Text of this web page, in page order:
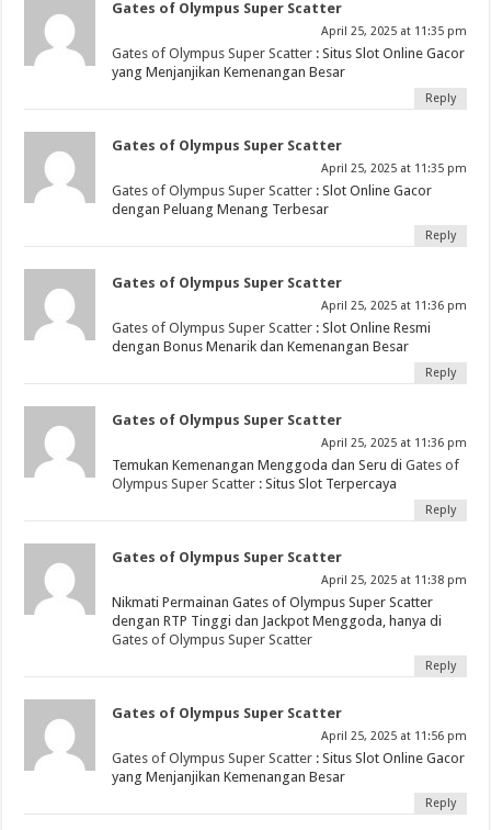
Gates of Olympus Super Scatter
April 25, 2025 at 11:35 pm
Gates of Olympus Super Scatter : Situs Slot Online Gacor
yang Menjanjikan Kemenangan Besar
Reply
Gates of Olympus Super Scatter
April 25, 2025 at 11:35 pm
Gates of Olympus Super Scatter : Slot Online Gacor
dengan Peluang Menang Terbesar
Reply
Gates of Olympus Super Scatter
April 25, 2025 at 11:36 pm
Gates of Olympus Super Scatter : Slot Online Resmi
dengan Bonus Menarik dan Kemenangan Besar
Reply
Gates of Olympus Super Scatter
April 25, 2025 at 11:36 pm
Temukan Kemenangan Menggoda dan Seru diGates of
Olympus Super Scatter : Situs Slot Terpercaya
Reply
Gates of Olympus Super Scatter
April 25, 2025 at 11:38 pm
Nikmati Permainan Gates of Olympus Super Scatter
dengan RTP Tinggi dan Jackpot Menggoda, hanya di
Gates of Olympus Super Scatter
Reply
Gates of Olympus Super Scatter
April 25, 2025 at 11:56 pm
Gates of Olympus Super Scatter : Situs Slot Online Gacor
yang Menjanjikan Kemenangan Besar
Reply